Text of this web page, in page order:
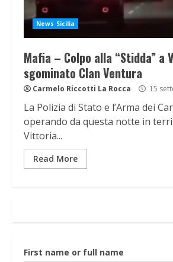
News Sicilia
Mafia – Colpo alla “Stidda” a
sgominato Clan Ventura
Carmelo Riccotti La Rocca 15
La Polizia di Stato e l’Arma dei
operando da questa notte in
Vittoria...
Read More
First name or full name